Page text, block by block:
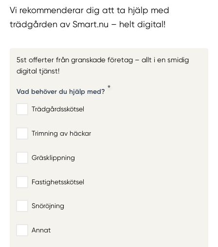
Vi rekommenderar dig att ta hjälp med
trädgården av Smart.nu – helt digital!
5st offerter från granskade företag – allt i en smidig
digital tjänst!
Vad behöver du hjälp med?
Trädgårdsskötsel
Trimning av häckar
Gräsklippning
Fastighetsskötsel
Snöröjning
Annat